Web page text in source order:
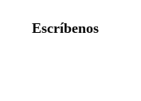
Escríbenos